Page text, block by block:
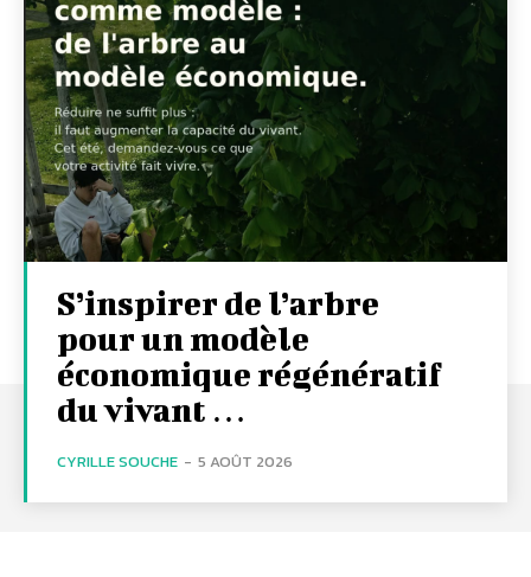
S’inspirer de l’arbre
pour un modèle
économique régénératif
du vivant …
CYRILLE SOUCHE - 5 AOÛT 2026